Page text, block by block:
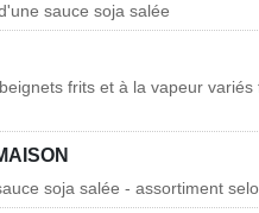
sauce soja salée
frits et à la vapeur
soja salée - assortiment